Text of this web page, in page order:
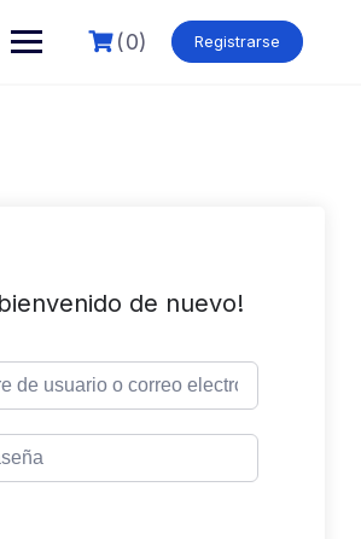
(0) Registrarse
de nuevo!